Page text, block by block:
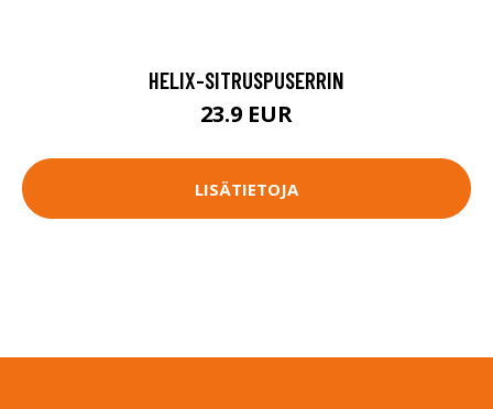
HELIX-SITRUSPUSERRIN
23.9 EUR
LISÄTIETOJA